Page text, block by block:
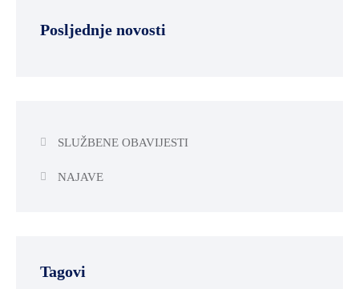
Posljednje novosti
SLUŽBENE OBAVIJESTI
NAJAVE
Tagovi